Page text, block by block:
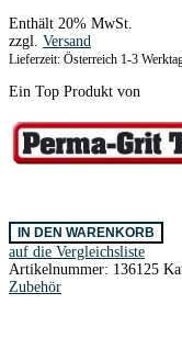
Enthält 20% MwSt.
zzgl. Versand
Lieferzeit: Österreich 1-3
Ein Top Produkt von
Perma-
Grit
Schleifplatte
FLEXIBEL
FEIN
IN DEN WARENKORB
auf die Vergleichsliste
Artikelnummer: 136125
Zubehör